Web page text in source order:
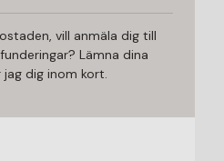
vill anmäla dig till
Lämna dina
dig inom kort.